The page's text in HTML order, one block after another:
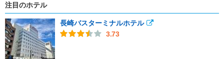
注目のホテル
長崎バスターミナルホテル
3.73